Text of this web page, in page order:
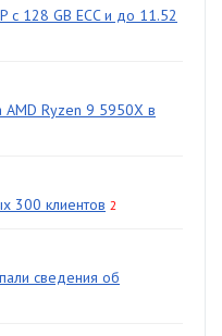
с 128 GB ECC и до 11.52
Ryzen 9 5950X в
300 клиентов 2
сведения об